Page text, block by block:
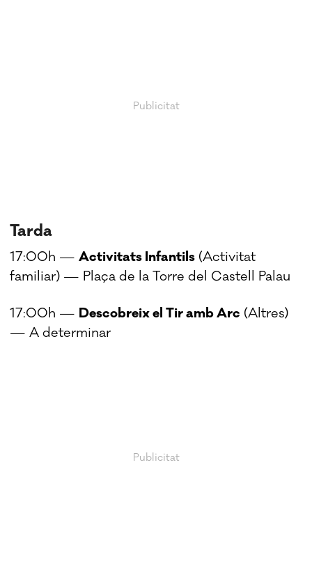
Tarda
17:00h —Activitats Infantils (Activitat
familiar) — Plaça de la Torre del Castell Palau
17:00h — Descobreix el Tir amb Arc (Altres)
— A determinar